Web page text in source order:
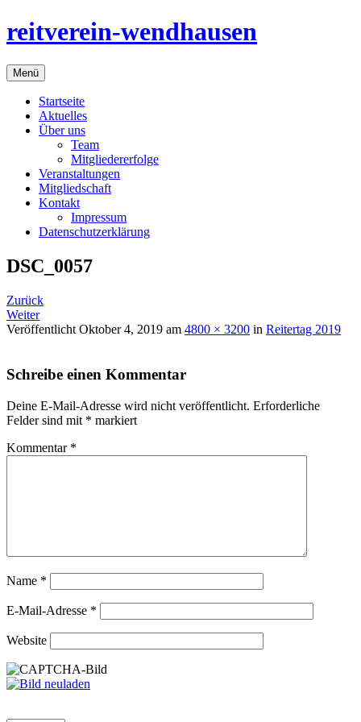
Springe
zum
reitverein-wendhausen
Menü
Startseite
Aktuelles
Über uns
Team
Mitgliedererfolge
Veranstaltungen
Mitgliedschaft
Kontakt
Impressum
Datenschutzerklärung
DSC_0057
Zurück
Weiter
Veröffentlicht Oktober 4, 2019 am 4800 × 3200 in Reitertag 2019
Schreibe einen Kommentar
Deine E-Mail-Adresse wird nicht veröffentlicht. Erforderliche
Felder sind mit * markiert
Kommentar *
Name *
E-Mail-Adresse *
Website